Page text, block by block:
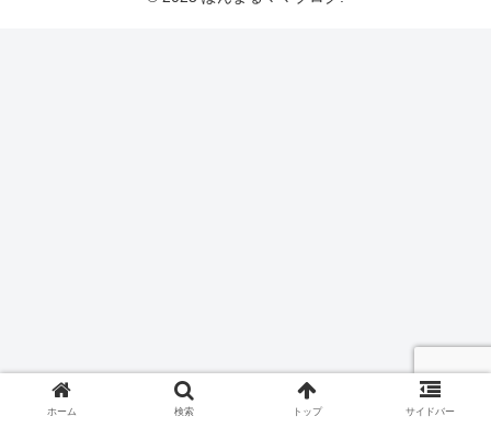
ホーム 検索 トップ サイドバー